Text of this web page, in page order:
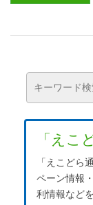
「えこ
「えこどら
ペーン情報
利情報など